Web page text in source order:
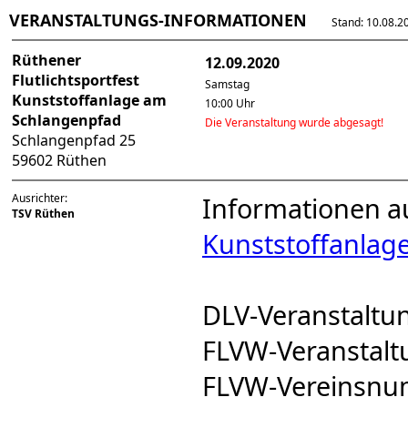
VERANSTALTUNGS-INFORMATIONEN Stand:
Rüthener
Flutlichtsportfest
Kunststoffanlage am
Schlangenpfad
Schlangenpfad 25
59602 Rüthen
12.09.2020
Samstag
10:00 Uhr
Die Veranstaltung wurde abgesagt!
Ausrichter:
TSV Rüthen
Informationen
DLV-
FLVW-
FLVW-